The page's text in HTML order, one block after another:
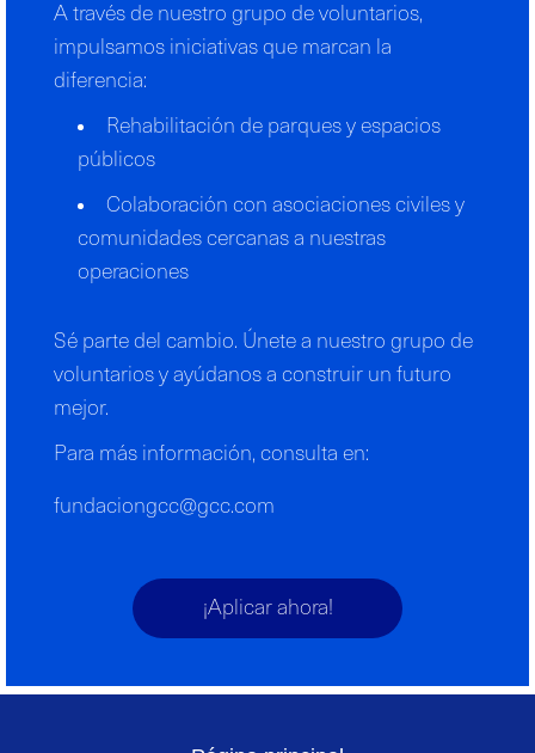
A través de nuestro grupo de voluntarios,
impulsamos iniciativas que marcan la
diferencia:
Rehabilitación de parques y espacios
públicos
Colaboración con asociaciones civiles y
comunidades cercanas a nuestras
operaciones
Sé parte del cambio. Únete a nuestro grupo de
voluntarios y ayúdanos a construir un futuro
mejor.
Para más información, consulta en:
fundaciongcc@gcc.com
¡Aplicar ahora!